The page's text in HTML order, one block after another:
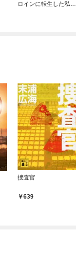
ロインに転生した私、
捜査官
639